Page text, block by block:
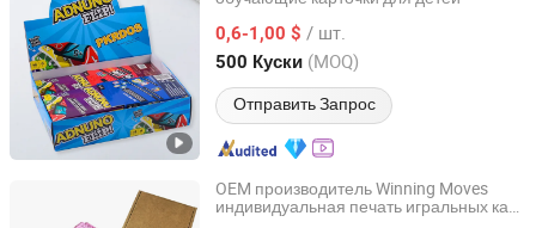
0,6-1,00 $ / шт.
500 Куски (MOQ)
Отправить Запрос
Guangdong, China с 2026
OEM производитель Winning Moves
индивидуальная печать игральных карт
Shenzhen Hestron International Co., Ltd.